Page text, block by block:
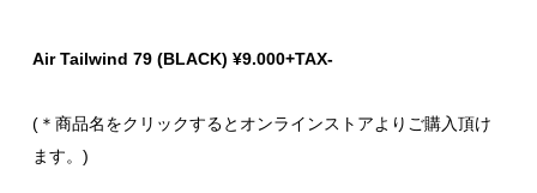
Air Tailwind 79 (BLACK) ¥9.000+TAX-
(＊商品名をクリックするとオンラインストアよりご購入頂け
ます。)